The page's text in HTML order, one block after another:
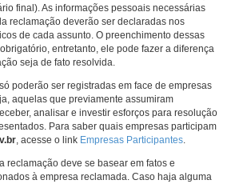
final). As informações pessoais necessárias
reclamação deverão ser declaradas nos
de cada assunto. O preenchimento dessas
entretanto, ele pode fazer a diferença
seja de fato resolvida.
poderão ser registradas em face de empresas
aquelas que previamente assumiram
analisar e investir esforços para resolução
Para saber quais empresas participam
, acesse o link Empresas Participantes.
reclamação deve se basear em fatos e
à empresa reclamada. Caso haja alguma